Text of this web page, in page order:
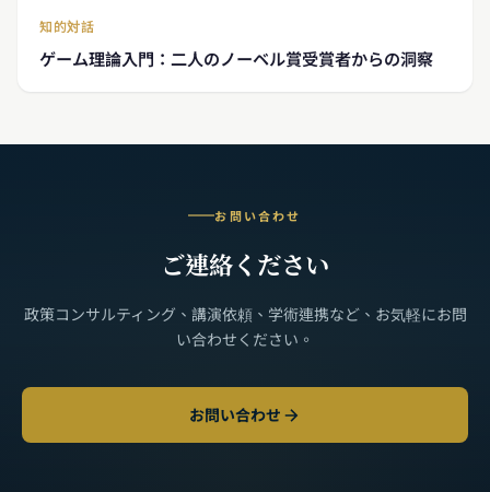
知的対話
ゲーム理論入門：二人のノーベル賞受賞者からの洞察
お問い合わせ
ご連絡ください
政策コンサルティング、講演依頼、学術連携など、お気軽にお問
い合わせください。
お問い合わせ